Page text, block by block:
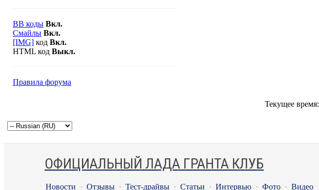
BB коды Вкл.
Смайлы Вкл.
[IMG] код Вкл.
HTML код Выкл.
Правила форума
Текущее время:
ОФИЦИАЛЬНЫЙ ЛАДА ГРАНТА КЛУБ
Новости · Отзывы · Тест-драйвы · Статьи · Интервью · Фото · Видео